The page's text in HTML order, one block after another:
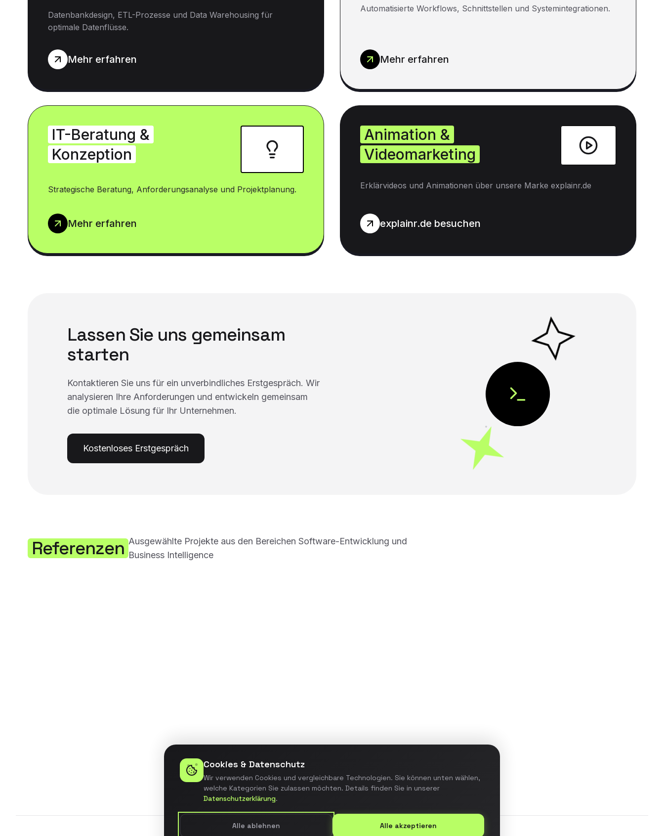
Datenbankdesign, ETL-Prozesse und Data Warehousing für
optimale Datenflüsse.
Mehr erfahren
Automatisierte Workflows, Schnittstellen und Systemintegrationen.
Mehr erfahren
IT-Beratung &
Konzeption
Strategische Beratung, Anforderungsanalyse und Projektplanung.
Mehr erfahren
Animation &
Videomarketing
Erklärvideos und Animationen über unsere Marke explainr.de
explainr.de besuchen
Lassen Sie uns gemeinsam
starten
Kontaktieren Sie uns für ein unverbindliches Erstgespräch. Wir
analysieren Ihre Anforderungen und entwickeln gemeinsam
die optimale Lösung für Ihr Unternehmen.
Kostenloses Erstgespräch
Referenzen Ausgewählte Projekte aus den Bereichen Software-Entwicklung und
Business Intelligence
Details ansehen
Details ansehen
Cookies & Datenschutz
Wir verwenden Cookies und vergleichbare Technologien. Sie können unten wählen,
welche Kategorien Sie zulassen möchten. Details finden Sie in unserer
Datenschutzerklärung.
Alle ablehnen Alle akzeptieren